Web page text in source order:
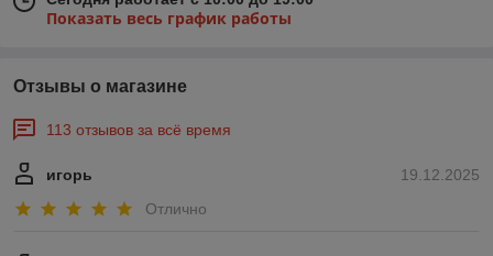
Показать весь график работы
Отзывы о магазине
113 отзывов за всё время
19.12.2025
игорь
Отлично